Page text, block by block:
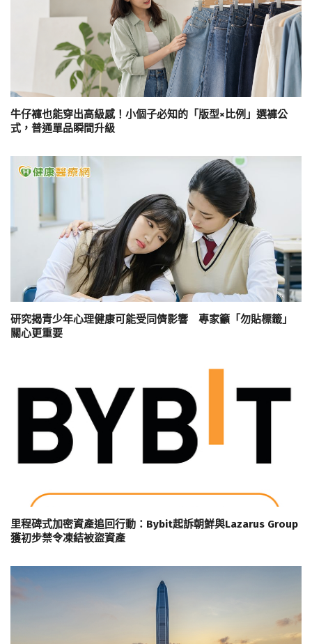
牛仔褲也能穿出高級感！小個子必知的「版型×比例」選褲公
式，普通單品瞬間升級
研究揭青少年心理健康可能受同儕影響 專家籲「勿貼標籤」
關心更重要
里程碑式加密資產追回行動：Bybit起訴朝鮮與Lazarus Group
獲初步禁令凍結被盜資產